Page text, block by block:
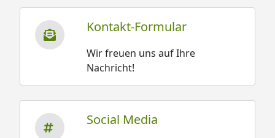
Kontakt-Formular
Wir freuen uns auf Ihre
Nachricht!
Social Media